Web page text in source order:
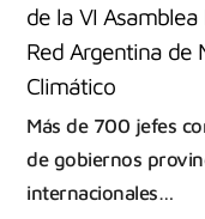
de la VI
Red Argentina de
Climático
Más de 700 jefes
de gobiernos
internacionales…